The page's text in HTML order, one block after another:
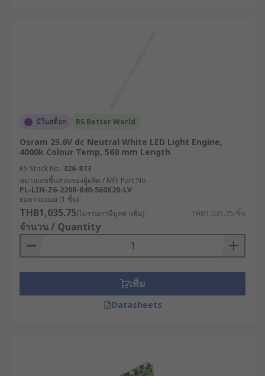
มีในสต็อก RS Better World
Osram 23.6V dc Neutral White LED Light Engine,
4000k Colour Temp, 560 mm Length
RS Stock No. 326-873
หมายเลขชิ้นส่วนของผู้ผลิต / Mfr. Part No.
PL-LIN-Z6-2200-840-560X20-LV
ยอดรวมย่อย (1 ชิ้น)
THB1,035.75(ไม่รวมภาษีมูลค่าเพิ่ม) THB1,035.75/ชิ้น
จำนวน / Quantity
เพิ่ม
Datasheets